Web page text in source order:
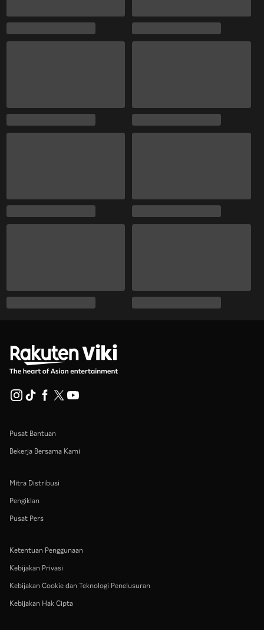
Pusat Bantuan
Bekerja Bersama Kami
Mitra Distribusi
Pengiklan
Pusat Pers
Ketentuan Penggunaan
Kebijakan Privasi
Kebijakan Cookie dan Teknologi Penelusuran
Kebijakan Hak Cipta